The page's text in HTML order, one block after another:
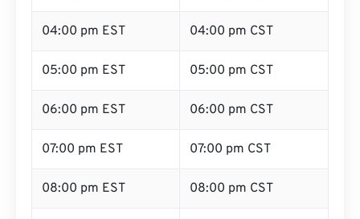
04:00 pm EST 04:00 pm CST
05:00 pm EST 05:00 pm CST
06:00 pm EST 06:00 pm CST
07:00 pm EST 07:00 pm CST
08:00 pm EST 08:00 pm CST